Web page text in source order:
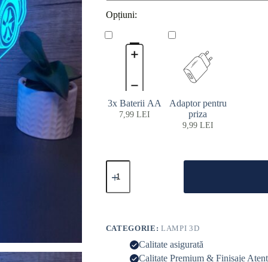
Opțiuni:
3x Baterii AA
7,99 LEI
Adaptor pentru
priza
9,99 LEI
CATEGORIE: LAMPI 3D
Calitate asigurată
Calitate Premium & Finisaje